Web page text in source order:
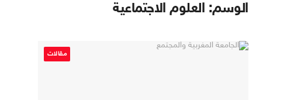
الوسم: العلوم الاجتماعية
مقالات